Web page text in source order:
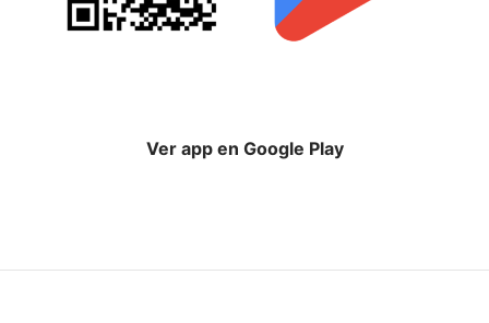
Ver app en Google Play